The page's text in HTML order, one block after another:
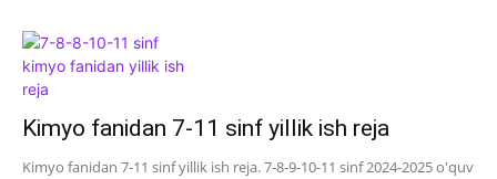
Kimyo fanidan 7-11 sinf yillik ish reja
Kimyo fanidan 7-11 sinf yillik ish reja. 7-8-9-10-11 sinf 2024-2025 o'quv